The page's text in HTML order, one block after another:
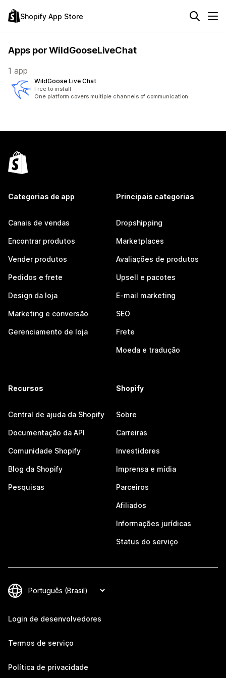
Shopify App Store
Apps por WildGooseLiveChat
1 app
WildGoose Live Chat
Free to install
One platform covers multiple channels of communication
Categorias de app
Canais de vendas
Encontrar produtos
Vender produtos
Pedidos e frete
Design da loja
Marketing e conversão
Gerenciamento de loja
Principais categorias
Dropshipping
Marketplaces
Avaliações de produtos
Upsell e pacotes
E-mail marketing
SEO
Frete
Moeda e tradução
Recursos
Central de ajuda da Shopify
Documentação da API
Comunidade Shopify
Blog da Shopify
Pesquisas
Shopify
Sobre
Carreiras
Investidores
Imprensa e mídia
Parceiros
Afiliados
Informações jurídicas
Status do serviço
Login de desenvolvedores
Termos de serviço
Política de privacidade